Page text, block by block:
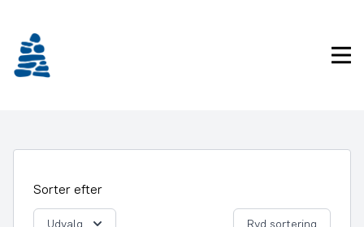
indhold
Sorter efter
Udvalg Ryd sortering